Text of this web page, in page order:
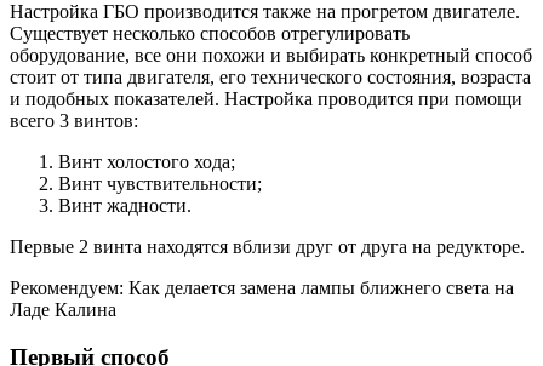
Настройка ГБО производится также на прогретом двигателе.
Существует несколько способов отрегулировать
оборудование, все они похожи и выбирать конкретный способ
стоит от типа двигателя, его технического состояния, возраста
и подобных показателей. Настройка проводится при помощи
всего 3 винтов:
Винт холостого хода;
Винт чувствительности;
Винт жадности.
Первые 2 винта находятся вблизи друг от друга на редукторе.
Рекомендуем: Как делается замена лампы ближнего света на
Ладе Калина
Первый способ